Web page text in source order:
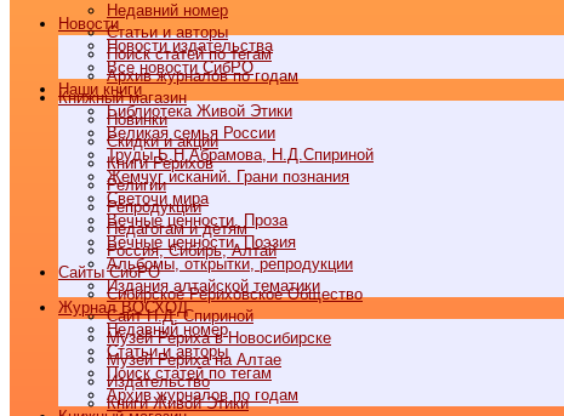
Недавний номер
Статьи и авторы
Поиск статей по тегам
Архив журналов по годам
Книжный магазин
Новинки
Скидки и акции
Книги Рерихов
Религии
Репродукции
Педагогам и детям
Россия, Сибирь, Алтай
Cайты СибРО
Сибирское Рериховское Общество
Сайт Н.Д. Спириной
Музей Рериха в Новосибирске
Музей Рериха на Алтае
Издательство
Книги Живой Этики
Новости
Новости издательства
Все новости СибРО
Наши книги
Библиотека Живой Этики
Великая семья России
Труды Б.Н.Абрамова, Н.Д.Спириной
Жемчуг исканий. Грани познания
Светочи мира
Вечные ценности. Проза
Вечные ценности. Поэзия
Альбомы, открытки, репродукции
Издания алтайской тематики
Журнал ВОСХОД
Недавний номер
Статьи и авторы
Поиск статей по тегам
Архив журналов по годам